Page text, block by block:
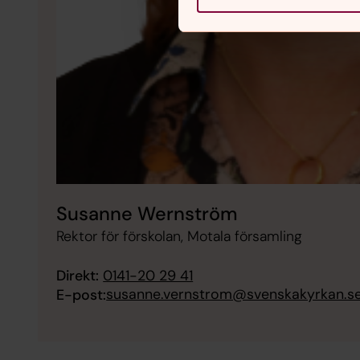
Susanne Wernström
Rektor för förskolan, Motala församling
Direkt: 0141-20 29 41
E-post: